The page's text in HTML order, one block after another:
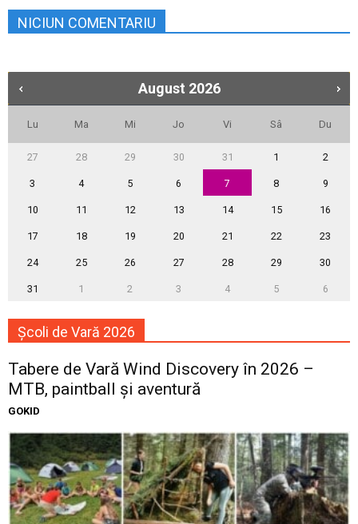
NICIUN COMENTARIU
August 2026
Lu Ma Mi Jo Vi Sâ Du
27 28 29 30 31 1 2
3 4 5 6 7 8 9
10 11 12 13 14 15 16
17 18 19 20 21 22 23
24 25 26 27 28 29 30
31 1 2 3 4 5 6
Școli de Vară 2026
Tabere de Vară Wind Discovery în 2026 –
MTB, paintball și aventură
GOKID